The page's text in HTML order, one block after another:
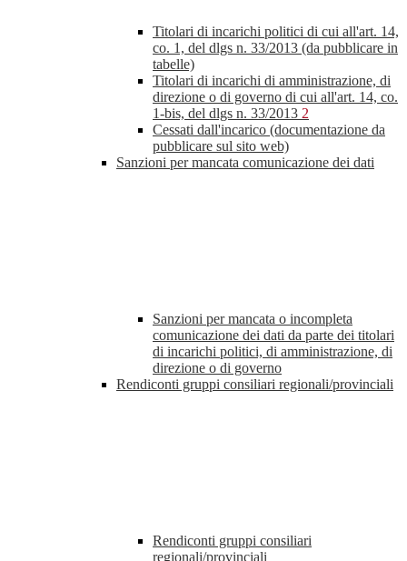
Titolari di incarichi politici di cui all'art. 14,
co. 1, del dlgs n. 33/2013 (da pubblicare in
tabelle)
Titolari di incarichi di amministrazione, di
direzione o di governo di cui all'art. 14, co.
1-bis, del dlgs n. 33/2013 2
Cessati dall'incarico (documentazione da
pubblicare sul sito web)
Sanzioni per mancata comunicazione dei dati
Sanzioni per mancata o incompleta
comunicazione dei dati da parte dei titolari
di incarichi politici, di amministrazione, di
direzione o di governo
Rendiconti gruppi consiliari regionali/provinciali
Rendiconti gruppi consiliari
regionali/provinciali